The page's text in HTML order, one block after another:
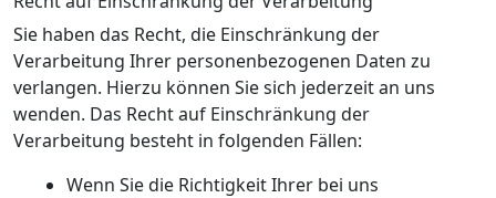
Sie haben das Recht, die Einschränkung der
Verarbeitung Ihrer personenbezogenen Daten zu
verlangen. Hierzu können Sie sich jederzeit an uns
wenden. Das Recht auf Einschränkung der
Verarbeitung besteht in folgenden Fällen:
Wenn Sie die Richtigkeit Ihrer bei uns